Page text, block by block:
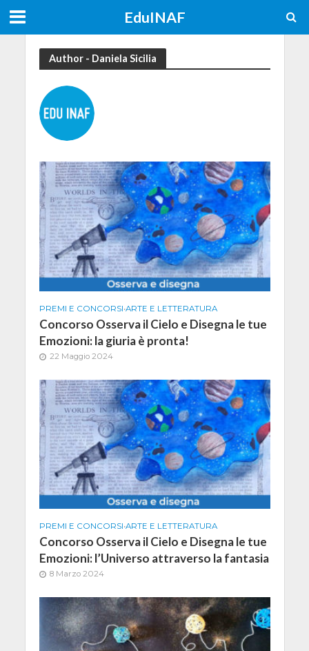
EduINAF
Author - Daniela Sicilia
PREMI E CONCORSI•ARTE E LETTERATURA
Concorso Osserva il Cielo e Disegna le tue
Emozioni: la giuria è pronta!
22 Maggio 2024
PREMI E CONCORSI•ARTE E LETTERATURA
Concorso Osserva il Cielo e Disegna le tue
Emozioni: l’Universo attraverso la fantasia
8 Marzo 2024